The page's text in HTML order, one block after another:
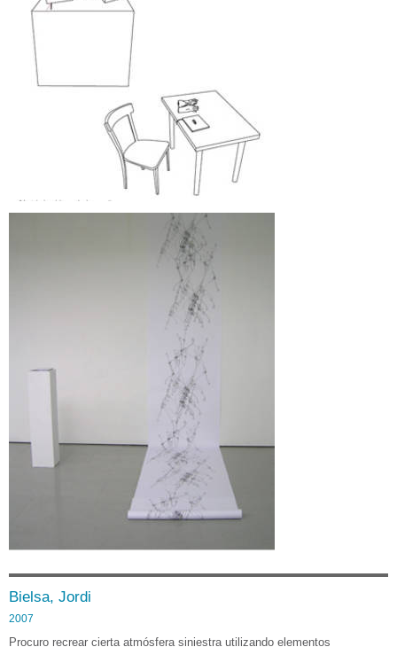
Bielsa, Jordi
2007
Procuro recrear cierta atmósfera siniestra utilizando elementos